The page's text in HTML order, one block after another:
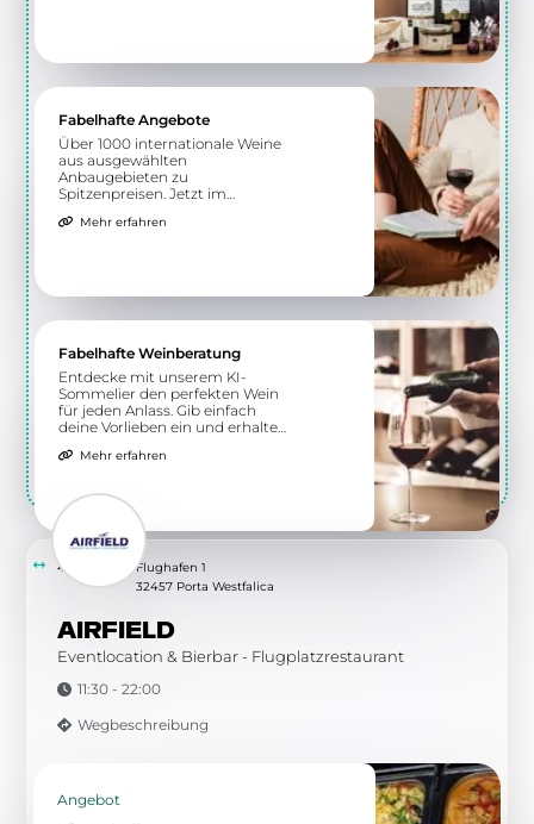
Fabelhafte Angebote
Über 1000 internationale Weine
aus ausgewählten
Anbaugebieten zu
Spitzenpreisen. Jetzt im
Angebot!
Mehr erfahren
Fabelhafte Weinberatung
Entdecke mit unserem KI-
Sommelier den perfekten Wein
für jeden Anlass. Gib einfach
deine Vorlieben ein und erhalte
Mehr erfahren
AIRFIELD
Eventlocation & Bierbar - Flugplatzrestaurant
11:30 - 22:00
Wegbeschreibung
4.04 km
Flughafen 1
32457 Porta Westfalica
Angebot